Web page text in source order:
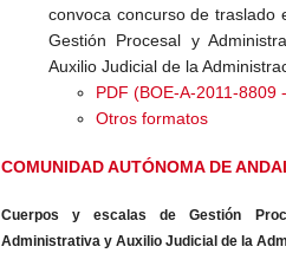
convoca concurso de traslado
Gestión Procesal y
Auxilio Judicial de la
PDF (BOE-A-2011-8809
Otros formatos
COMUNIDAD AUTÓNOMA DE
Cuerpos y escalas de Gestión
Administrativa y Auxilio Judicial de la